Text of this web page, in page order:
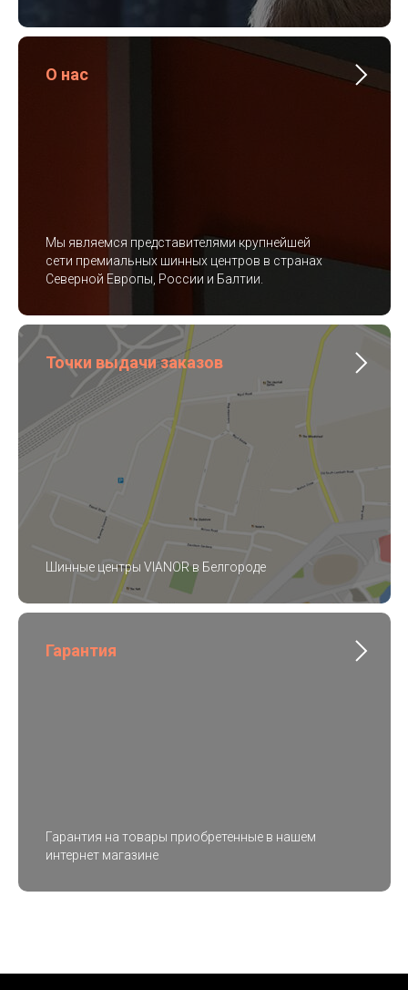
О нас
Мы являемся представителями крупнейшей
сети премиальных шинных центров в странах
Северной Европы, России и Балтии.
Точки выдачи заказов
Шинные центры VIANOR в Белгороде
Гарантия
Гарантия на товары приобретенные в нашем
интернет магазине